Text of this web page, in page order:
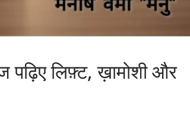
पढ़िए लिफ़्ट, ख़ामोशी और